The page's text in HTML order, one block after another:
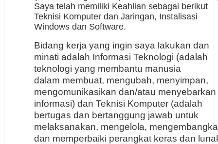
Saya telah memiliki Keahlian sebagai berikut
Teknisi Komputer dan Jaringan, Instalisasi
Windows dan Software.
Bidang kerja yang ingin saya lakukan dan
minati adalah Informasi Teknologi (adalah
teknologi yang membantu manusia
dalam membuat, mengubah, menyimpan,
mengomunikasikan dan/atau menyebarkan
informasi) dan Teknisi Komputer (adalah
bertugas dan bertanggung jawab untuk
melaksanakan, mengelola,
dan memperbaiki perangkat keras dan